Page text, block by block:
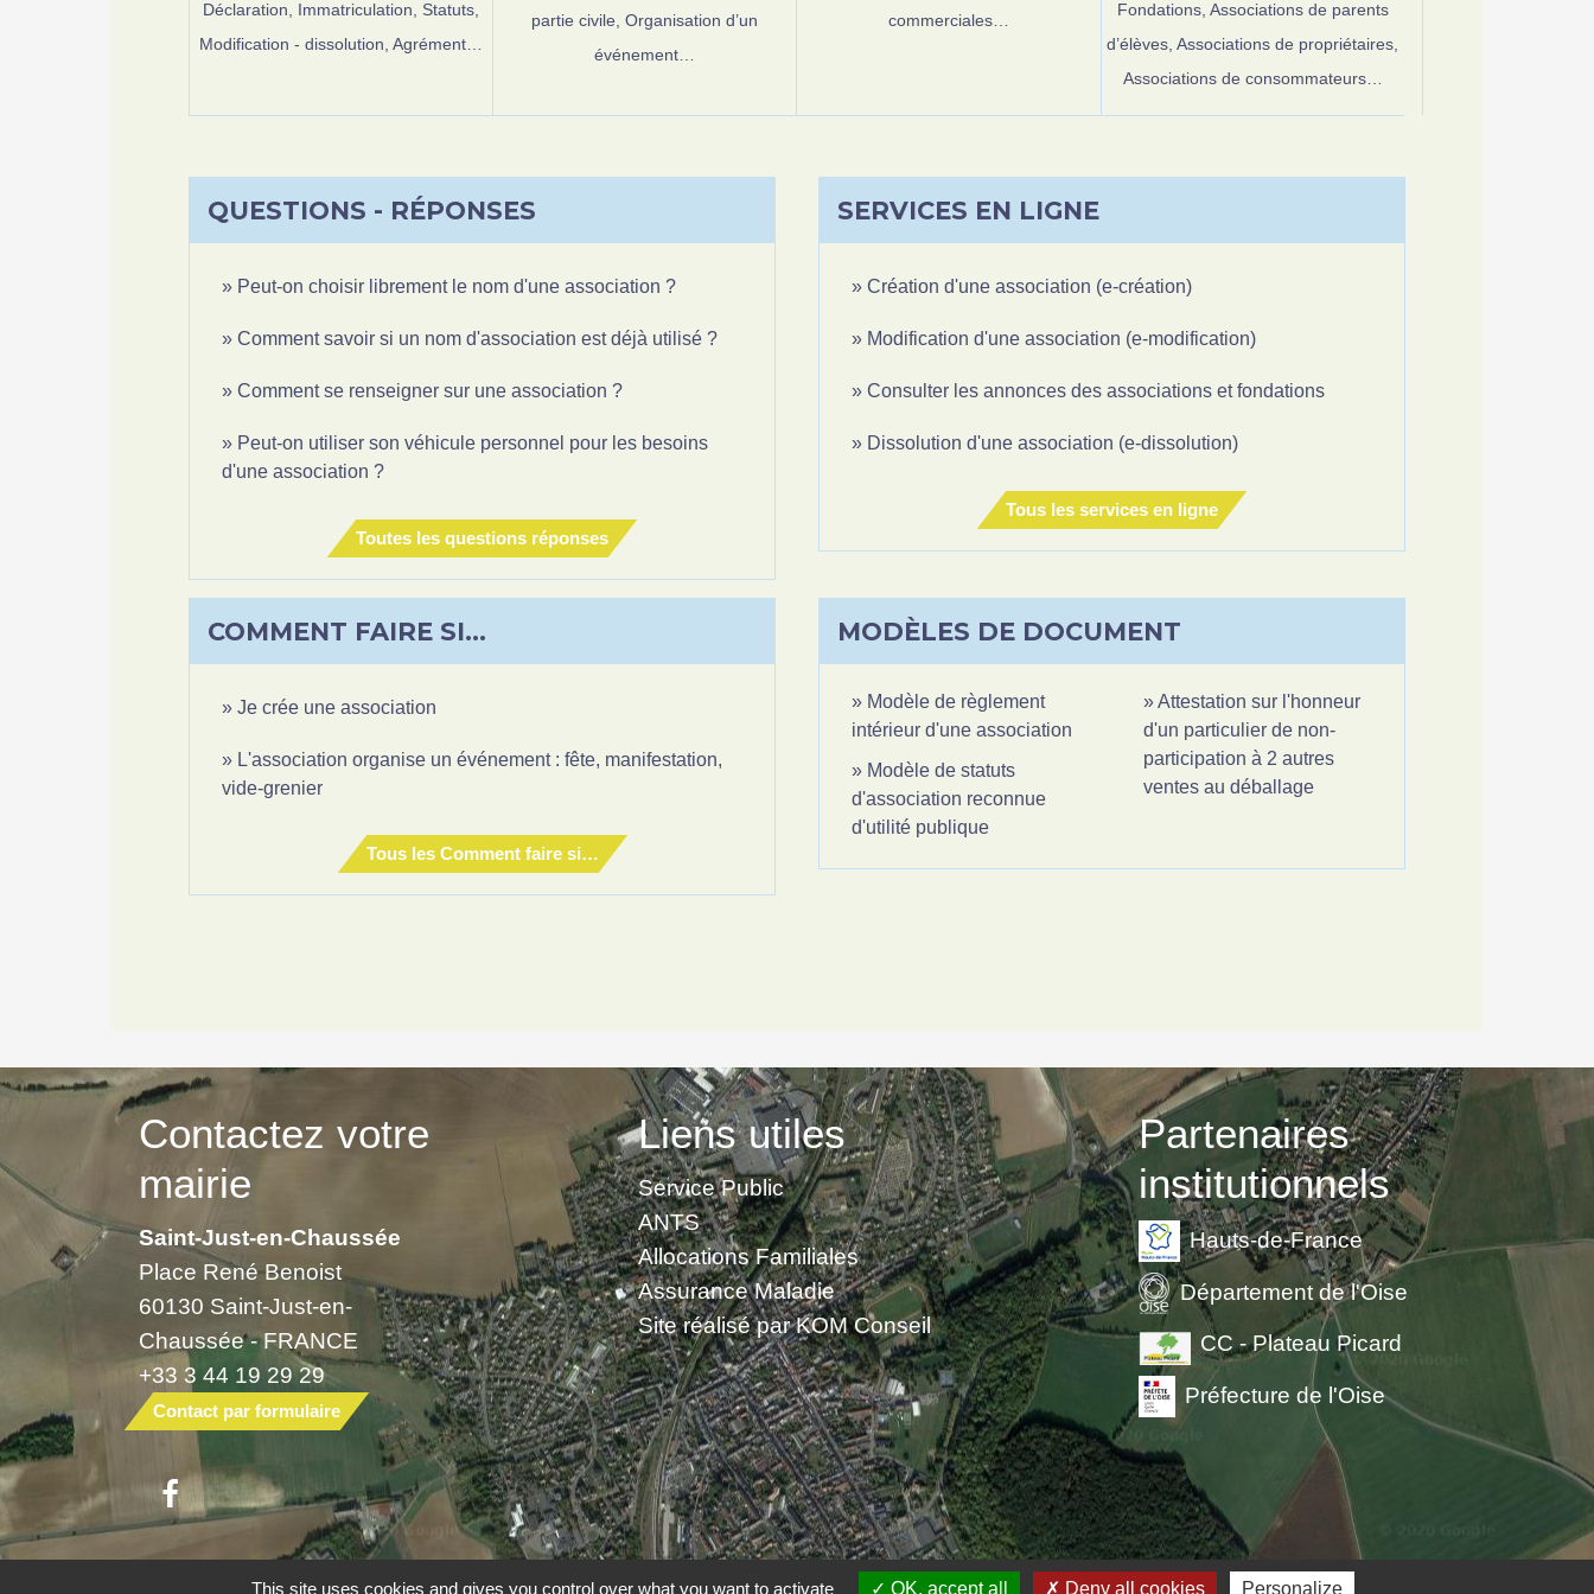
Déclaration, Immatriculation, Statuts,
Modification - dissolution,Agrément…
partie civile,Organisation d’un
événement…
commerciales…
Fondations, Associations de parents
d’élèves,Associations de propriétaires,
Associations de consommateurs…
QUESTIONS - RÉPONSES
Peut-on choisir librement le nom d'une association ?
Comment savoir si un nom d'association est déjà utilisé ?
Comment se renseigner sur une association ?
Peut-on utiliser son véhicule personnel pour les besoins
d'une association ?
Toutes les questions réponses
SERVICES EN LIGNE
Création d'une association (e-création)
Modification d'une association (e-modification)
Consulter les annonces des associations et fondations
Dissolution d'une association (e-dissolution)
Tous les services en ligne
COMMENT FAIRE SI…
Je crée une association
L'association organise un événement : fête, manifestation,
vide-grenier
Tous les Comment faire si…
MODÈLES DE DOCUMENT
Modèle de règlement
intérieur d'une association
Modèle de statuts
d'association reconnue
d'utilité publique
Attestation sur l'honneur
d'un particulier de non-
participation à 2 autres
ventes au déballage
Contactez votre
mairie
Saint-Just-en-Chaussée
Place René Benoist
60130 Saint-Just-en-
Chaussée - FRANCE
+33 3 44 19 29 29
Contact par formulaire
Liens utiles
Service Public
ANTS
Allocations Familiales
Assurance Maladie
Site réalisé par KOM Conseil
Partenaires
institutionnels
Hauts-de-France
Département de l'Oise
CC - Plateau Picard
Préfecture de l'Oise
This site uses cookies and gives you control over what you want to activate OK, accept all Deny all cookies Personalize